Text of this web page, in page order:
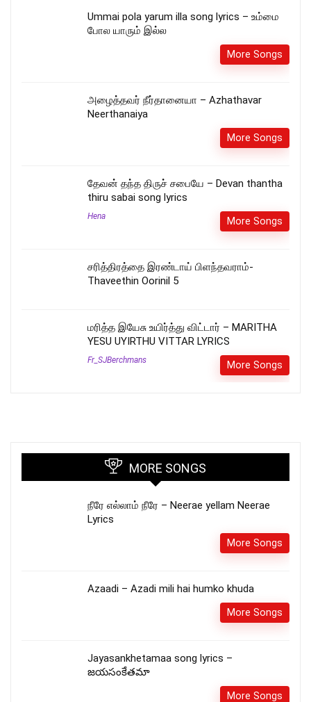
Ummai pola yarum illa song lyrics – உம்மை
போல யாரும் இல்ல
More Songs
அழைத்தவர் நீர்தானையா – Azhathavar
Neerthanaiya
More Songs
தேவன் தந்த திருச் சபையே – Devan thantha
thiru sabai song lyrics
Hena More Songs
சரித்திரத்தை இரண்டாய் பிளந்தவராம்-
Thaveethin Oorinil 5
மரித்த இயேசு உயிர்த்து விட்டார் – MARITHA
YESU UYIRTHU VITTAR LYRICS
Fr_SJBerchmans More Songs
MORE SONGS
நீரே எல்லாம் நீரே – Neerae yellam Neerae
Lyrics
More Songs
Azaadi – Azadi mili hai humko khuda
More Songs
Jayasankhetamaa song lyrics –
జయసంకేతమా
More Songs